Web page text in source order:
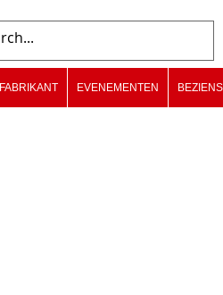
FABRIKANT EVENEMENTEN